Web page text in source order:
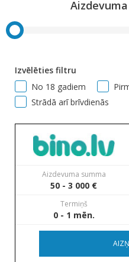
Izvēlēties filtru
No 18 gadiem
Strādā arī brīvdienās
Aizdevuma summa
50 - 3 000 €
Termiņš
0 - 1 mēn.